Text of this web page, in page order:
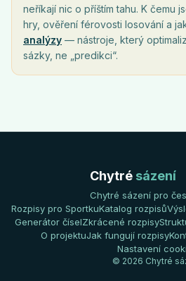
neříkají nic o příštím tahu. K čemu
hry, ověření férovosti losování a
analýzy — nástroje, který
sázky, ne „predikci“.
Chytré sázení
Chytré sázení pro
Rozpisy pro SportkuKatalog rozpisů
Generátor číselZkrácené rozpisy
O projektuJak fungují rozpisy
Nastavení
© 2026 Chytré